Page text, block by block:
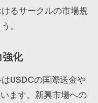
るサークルの市場規
。
化
USDCの国際送金や
ます。新興市場への